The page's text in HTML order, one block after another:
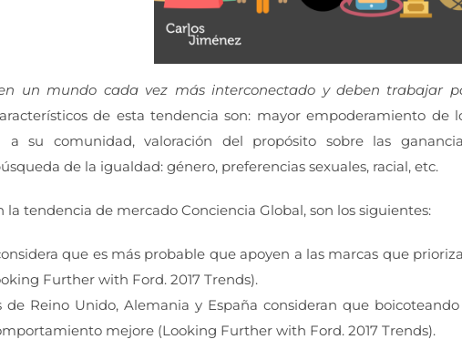
un mundo cada vez más interconectado y deben trabajar
de esta tendencia son: mayor empoderamiento de
a su comunidad, valoración del propósito sobre las
de la igualdad: género, preferencias sexuales, racial, etc.
tendencia de mercado Conciencia Global, son los siguientes:
que es más probable que apoyen a las marcas que
Further with Ford. 2017 Trends).
de Reino Unido, Alemania y España consideran que boicoteando
mejore (Looking Further with Ford. 2017 Trends).